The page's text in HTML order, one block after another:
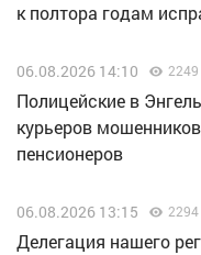
к полтора годам
06.08.2026 14:10 2249
Полицейские в
курьеров
пенсионеров
06.08.2026 13:15 2294
Делегация нашего